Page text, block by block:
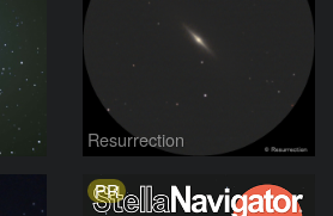
Resurrection
PR